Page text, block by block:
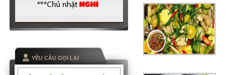
YỀU CẦU GỌI LẠI